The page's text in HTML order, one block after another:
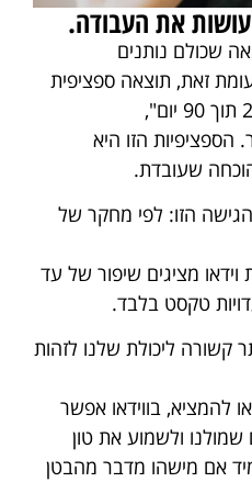
עושות את העבודה.
שכולם נותנים
זאת, תוצאה ספציפית
הספציפיות הזו היא
שעובדת.
הזו: לפי מחקר של
מציגים שיפור של עד
קשורה ליכולת שלנו לזהות
להמציא, בווידאו אפשר
ולשמוע את טון
אם מישהו מדבר מהבטן